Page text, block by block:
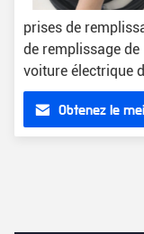
prises de
de remplissage de
voiture électrique
prise IP55 de
Obtenez le